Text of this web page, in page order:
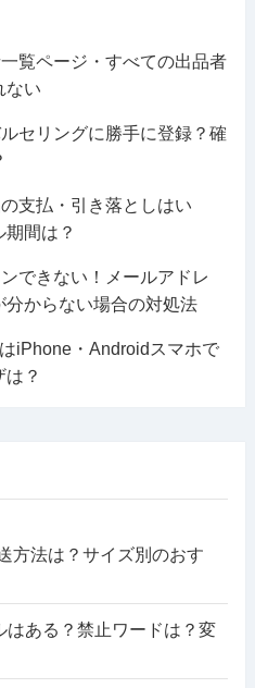
覧ページ・すべての出品者
ない
セリングに勝手に登録？確
支払・引き落としはい
間は？
できない！メールアドレ
分からない場合の対処法
iPhone・Androidスマホで
？
方法は？サイズ別のおす
ある？禁止ワードは？変